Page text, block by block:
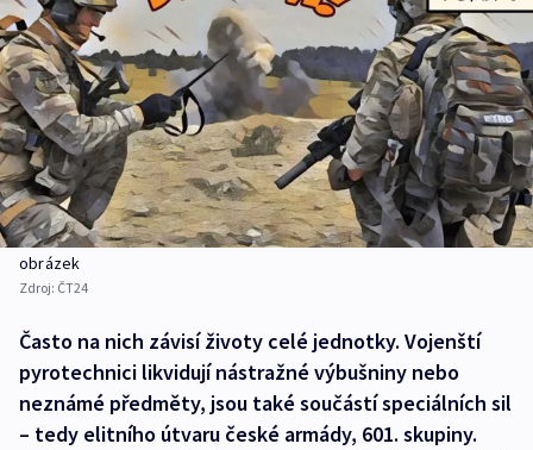
obrázek
Zdroj: ČT24
Často na nich závisí životy celé jednotky. Vojenští
pyrotechnici likvidují nástražné výbušniny nebo
neznámé předměty, jsou také součástí speciálních sil
– tedy elitního útvaru české armády, 601. skupiny.